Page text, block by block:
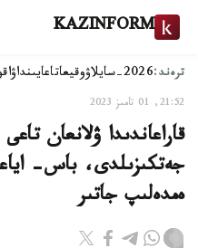
KAZINFORM
ترەند:2026-سايلاۋ وقيعاتاعايىنداۋ
21:52, 01 تامىز 2023
قاراعاندىدا ۋلانعان
ەمدەلىپ جاتىر